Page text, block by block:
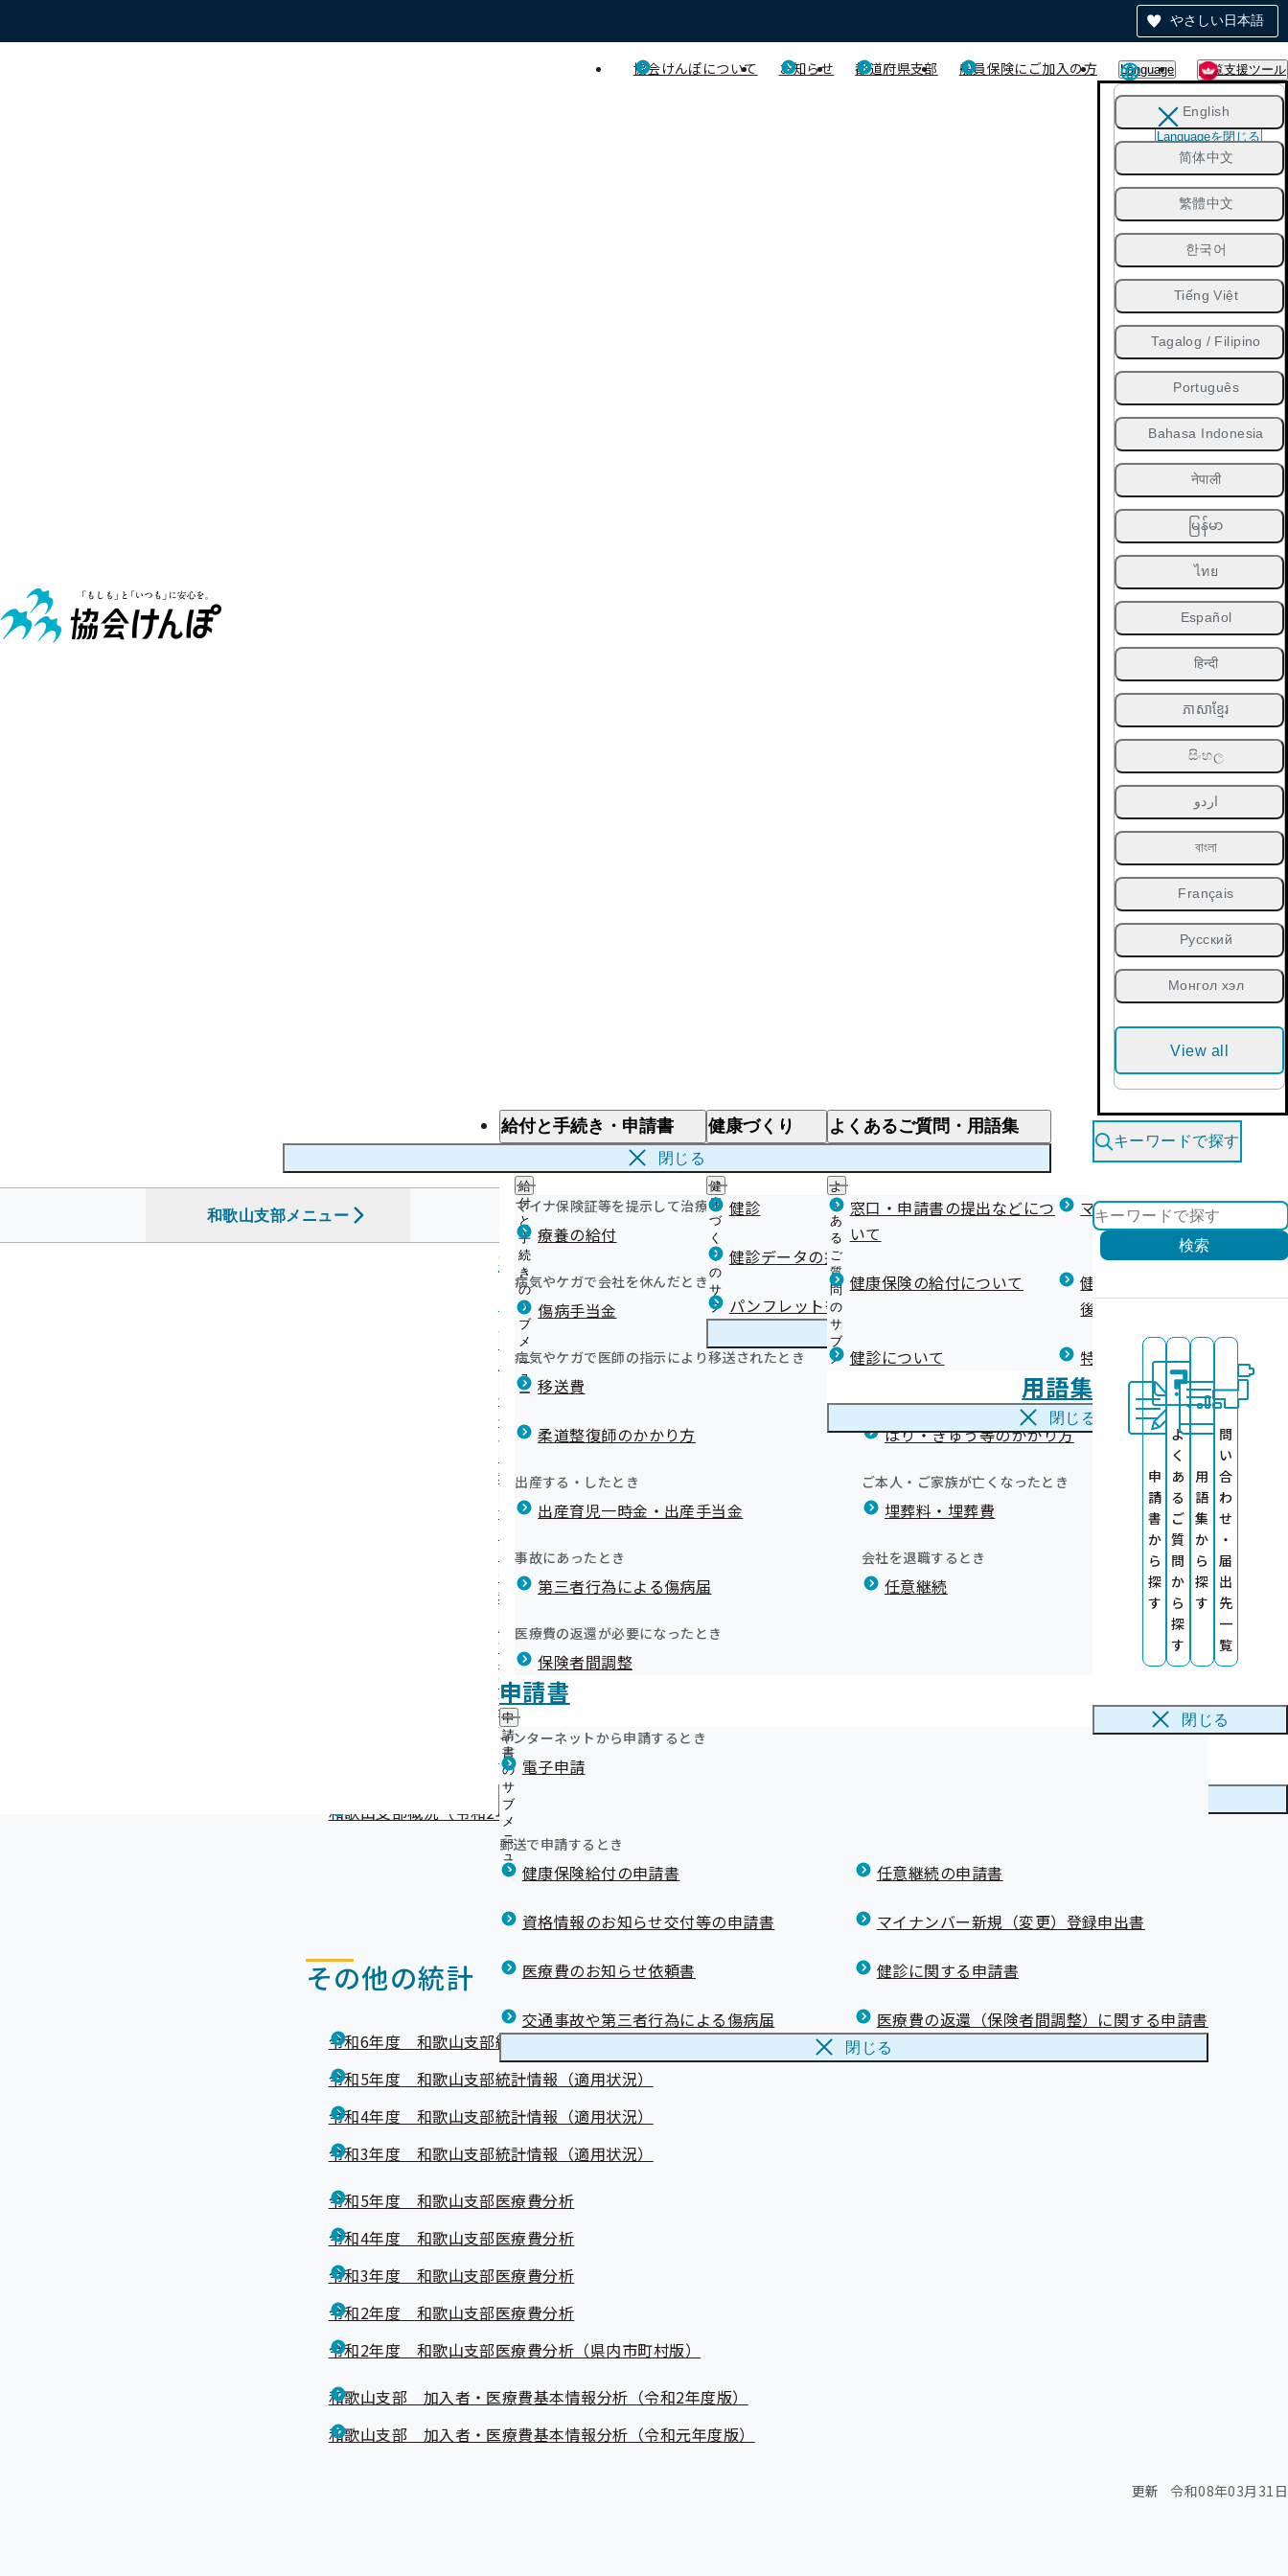
やさしい日本語
協会けんぽについて お知らせ 都道府県支部 船員保険にご加入の方 Language 閲覧支援ツール
English
简体中文
繁體中文
한국어
Tiếng Việt
Tagalog / Filipino
Português
Bahasa Indonesia
नेपाली
မြန်မာ
ไทย
Español
हिन्दी
ភាសាខ្មែរ
සිංහල
اردو
বাংলা
Français
Русский
Монгол хэл
View all
Languageを閉じる
給付と手続き・申請書
給付と手続き
給
付
と
手
続
き
の
サ
ブ
メ
ニ
ュ
ー
マイナ保険証等を提示して治療を受けるとき
療養の給付
医療費が高額になりそう・なったとき
限度額適用認定・高額療養費・高額介護合算
病気やケガで会社を休んだとき
傷病手当金
医療費の全額を負担したとき
病気やケガで医師の指示により移送されたとき
移送費
海外で急な病気にかかり治療を受けたとき
柔道整復師のかかり方 はり・きゅう等のかかり方
出産する・したとき
出産育児一時金・出産手当金
ご本人・ご家族が亡くなったとき
埋葬料・埋葬費
事故にあったとき
第三者行為による傷病届
会社を退職するとき
任意継続
医療費の返還が必要になったとき
保険者間調整
申請書
申
請
書
の
サ
ブ
メ
ニ
ュ
ー
インターネットから申請するとき
電子申請
郵送で申請するとき
健康保険給付の申請書 任意継続の申請書
資格情報のお知らせ交付等の申請書 マイナンバー新規（変更）登録申出書
医療費のお知らせ依頼書 健診に関する申請書
交通事故や第三者行為による傷病届 医療費の返還（保険者間調整）に関する申請書
閉じる
健康づくり
健
康
づ
く
り
の
サ
ブ
メ
ュ
健診 健診を受けた後の健康づくり
健診データの提供について 健康宣言（コラボヘルス）
パンフレット等（広報） 健康づくりコラム
よくあるご質問・用語集
よ
く
あ
る
ご
質
問
の
サ
ブ
メ
窓口・申請書の提出などにつ
いて
マイナ保険証等関連について
健康保険の給付について
健康保険任意継続制度（退職
後の健康保険）について
健診について 特定保健指導について
用語集
閉じる
閉じる
キーワードで探す
検索
申
請
書
か
ら
探
す
よ
く
あ
る
ご
質
問
か
ら
探
す
用
語
集
か
ら
探
す
問
い
合
わ
せ
・
届
出
先
一
覧
閉じる
和歌山支部メニュー
を開く
和歌山支部
和歌山支部からのお知らせ
和歌山支部の健診・保健指導のご案内
和
部
生活習慣病予防健診（被保険者）とは
人間ドック健診（被保険者）のご案内
【事業主の皆様へ】 事業者健診（定期健診）の結果データをご提供くだ
さい
事業者健診結果データ提供依頼業務に関する委託事業者について
【事業主様・ご担当者様へ】健診後のフォローが健康を守ります ～従業
員への受診勧奨～
特定健康診査（被扶養者）とは
協会けんぽ主催 会場健診のご案内
「特定健診プレミアム」のご案内
健診結果の見方
特定保健指導業務の外部委託について
新規「生活習慣病予防健診等実施機関」の募集について
健診実施機関一覧等
健康保険委員
康
健康保険委員にご登録ください
健康保険委員様のサポートをいたします
健康保険委員関係届出用紙
健康づくり
和歌山支部のデータヘルス計画
【9/18(金)】健康経営セミナー開催！
協会けんぽわかやま通信（納入告知書同封リーフレット）
ジェネリック医薬品について
任意継続保険料の証明について
和歌山支部LINE公式アカウントについて
【広報コラム】楽しく続ける運動習慣
健康コラム
メールマガジン
統計情報
和歌山支部について
所在地・連絡先
調達情報
採用情報
個人情報保護
地方自治体及び関係団体との連携協定
情報公開
評議会
事務処理誤り
リンク集
和歌山支部における加入者数・事業所数・平均標準報酬月額などの統計情報を掲載しています。
和歌山支部概況
和歌山支部概況（令和6年度）
和歌山支部概況（令和5年度）
和歌山支部概況（令和4年度）
和歌山支部概況（令和3年度）
和歌山支部概況（令和2年度）
その他の統計
令和6年度 和歌山支部統計情報（適用状況）
令和5年度 和歌山支部統計情報（適用状況）
令和4年度 和歌山支部統計情報（適用状況）
令和3年度 和歌山支部統計情報（適用状況）
令和5年度 和歌山支部医療費分析
令和4年度 和歌山支部医療費分析
令和3年度 和歌山支部医療費分析
令和2年度 和歌山支部医療費分析
令和2年度 和歌山支部医療費分析（県内市町村版）
和歌山支部 加入者・医療費基本情報分析（令和2年度版）
和歌山支部 加入者・医療費基本情報分析（令和元年度版）
更新 令和08年03月31日